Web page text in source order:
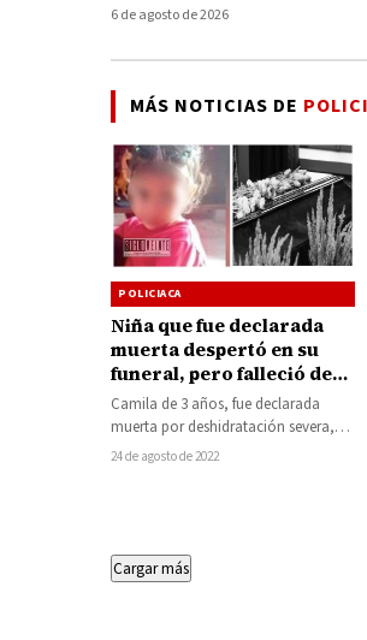
6 de agosto de 2026
MÁS NOTICIAS DE
POLICIACA
Niña que fue declarada
muerta despertó en su
funeral, pero falleció de
regreso al hospital, la FGE
de SLP ya investiga el caso
por presunta negligencia
médica
Camila de 3 años, fue declarada
muerta por deshidratación severa,
diarrea aguda y shock hipovolémico.
24 de agosto de 2022
Cargar más